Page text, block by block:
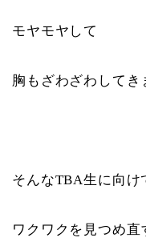
モヤモヤして
胸もざわざわしてき
そんなTBA生に向け
ワクワクを見つめ